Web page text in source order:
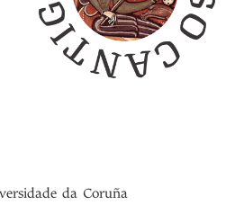
da Coruña